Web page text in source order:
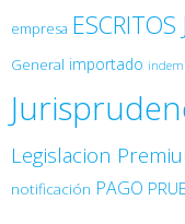
empresa ESCRITOS
General importado
Legislacion
notificación PAGO